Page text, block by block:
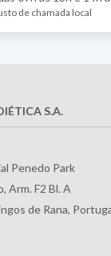
de chamada local
S.A.
Penedo Park
Arm. F2 Bl. A
de Rana,